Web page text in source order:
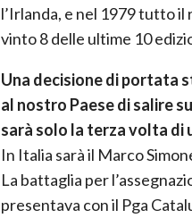
l’Irlanda, e nel 1979 tutto il
vinto 8 delle ultime 10
Una decisione di portata
al nostro Paese di salire
sarà solo la terza volta di
In Italia sarà il Marco
La battaglia per
presentava con il Pga